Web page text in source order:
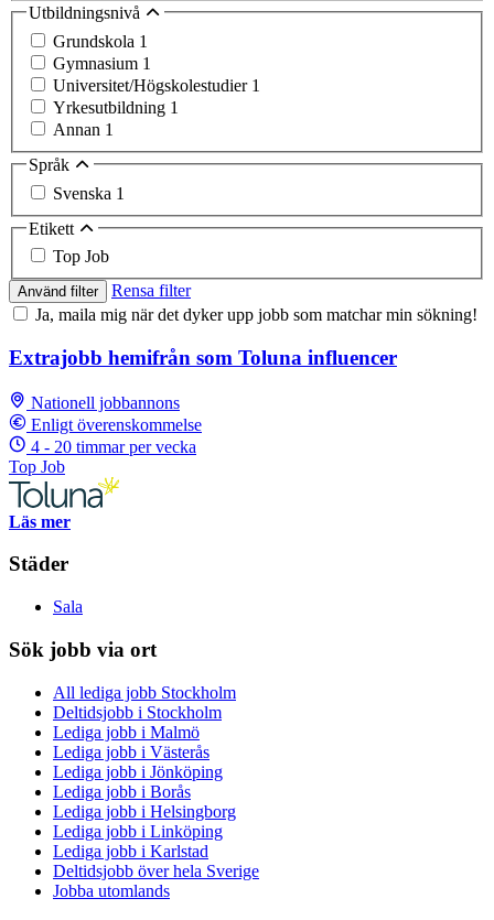
Utbildningsnivå
Grundskola 1
Gymnasium 1
Universitet/Högskolestudier 1
Yrkesutbildning 1
Annan 1
Språk
Svenska 1
Etikett
Top Job
Använd filter
Rensa filter
Ja, maila mig när det dyker upp jobb som matchar min sökning!
Extrajobb hemifrån som Toluna influencer
Nationell jobbannons
Enligt överenskommelse
4 - 20 timmar per vecka
Top Job
Läs mer
Städer
Sala
Sök jobb via ort
All lediga jobb Stockholm
Deltidsjobb i Stockholm
Lediga jobb i Malmö
Lediga jobb i Västerås
Lediga jobb i Jönköping
Lediga jobb i Borås
Lediga jobb i Helsingborg
Lediga jobb i Linköping
Lediga jobb i Karlstad
Deltidsjobb över hela Sverige
Jobba utomlands